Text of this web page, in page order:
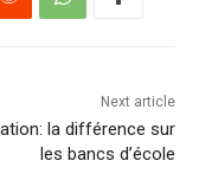
Next article
la différence sur
les bancs d’école